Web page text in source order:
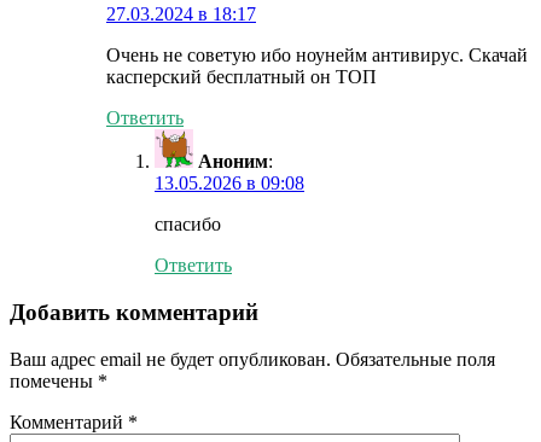
27.03.2024 в 18:17
Очень не советую ибо ноунейм антивирус. Скачай
касперский бесплатный он ТОП
Ответить
Аноним:
13.05.2026 в 09:08
спасибо
Ответить
Добавить комментарий
Ваш адрес email не будет опубликован. Обязательные поля
помечены *
Комментарий *